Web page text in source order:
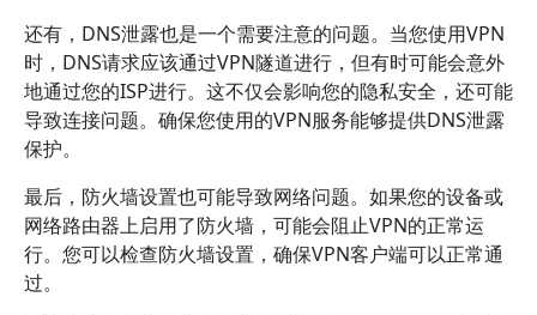
还有，DNS泄露也是一个需要注意的问题。当您使用VPN
时，DNS请求应该通过VPN隧道进行，但有时可能会意外
地通过您的ISP进行。这不仅会影响您的隐私安全，还可能
导致连接问题。确保您使用的VPN服务能够提供DNS泄露
保护。
最后，防火墙设置也可能导致网络问题。如果您的设备或
网络路由器上启用了防火墙，可能会阻止VPN的正常运
行。您可以检查防火墙设置，确保VPN客户端可以正常通
过。